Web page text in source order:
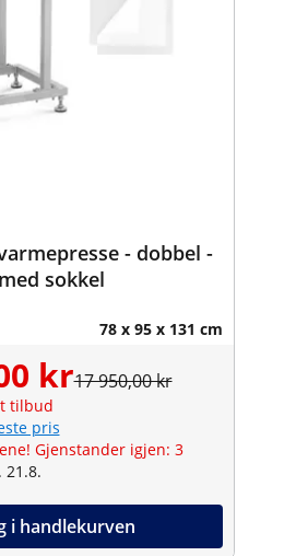
- dobbel -
sokkel
78 x 95 x 131 cm
kr17 950,00 kr
tilbud
pris
Gjenstander igjen: 3
21.8.
i handlekurven